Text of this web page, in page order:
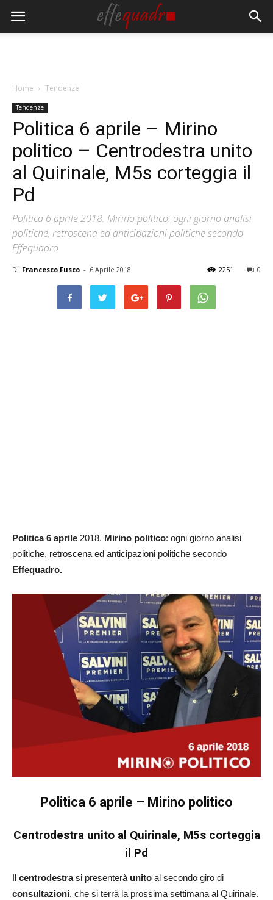
Home Tendenze
Tendenze
Politica 6 aprile – Mirino
politico – Centrodestra unito
al Quirinale, M5s corteggia il
Pd
Politica 6 aprile 2018. Mirino politico: ogni giorno analisi
politiche, retroscena ed anticipazioni politiche secondo
Effequadro
Di Francesco Fusco - 6 Aprile 2018 0
2251
Politica 6 aprile 2018. Mirino politico: ogni giorno analisi
politiche, retroscena ed anticipazioni politiche secondo
Effequadro.
Politica 6 aprile – Mirino politico
Centrodestra unito al Quirinale, M5s corteggia
il Pd
Il centrodestrasi presenterà unito al secondo giro di
consultazioni, che si terrà la prossima settimana al Quirinale.